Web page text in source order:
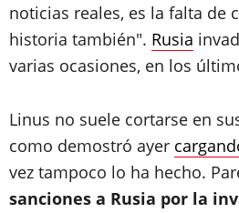
noticias reales, es la falta de
historia también". Rusia
varias ocasiones, en los
Linus no suele cortarse en
como demostró ayer
vez tampoco lo ha hecho.
sanciones a Rusia por la